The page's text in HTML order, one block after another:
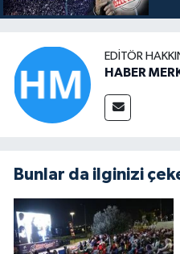
EDITÖR
HABER
Bunlar da ilginizi